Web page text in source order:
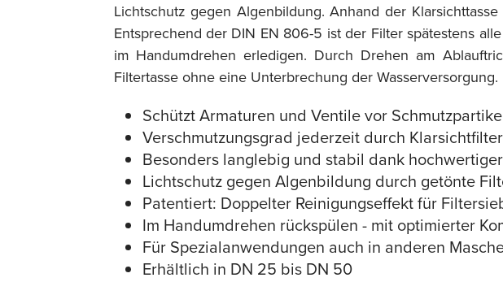
Lichtschutz gegen Algenbildung. Anhand der
Entsprechend der DIN EN 806-5 ist der Filter spätestens
im Handumdrehen erledigen. Durch Drehen am
Filtertasse ohne eine Unterbrechung der
Schützt Armaturen und Ventile vor
Verschmutzungsgrad jederzeit durch
Besonders langlebig und stabil dank
Lichtschutz gegen Algenbildung durch getönte
Patentiert: Doppelter Reinigungseffekt für
Im Handumdrehen rückspülen - mit optimierter
Für Spezialanwendungen auch in anderen
Erhältlich in DN 25 bis DN 50